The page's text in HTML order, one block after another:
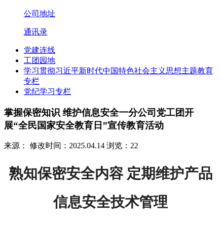
公司地址
通讯录
党建连线
工团园地
学习贯彻习近平新时代中国特色社会主义思想主题教育
专栏
党纪学习专栏
掌握保密知识 维护信息安全一分公司党工团开
展“全民国家安全教育日”宣传教育活动
来源： 修改时间：2025.04.14 浏览：22
熟知保密安全内容 定期维护产品
信息安全技术管理